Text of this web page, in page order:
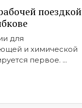
поездкой
для
и химической
первое. ...